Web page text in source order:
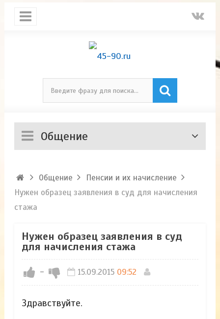
Общение
Общение
Пенсии и их начисление
Нужен образец заявления в суд для начисления
стажа
Нужен образец заявления в суд
для начисления стажа
- 15.09.2015 09:52
Здравствуйте.